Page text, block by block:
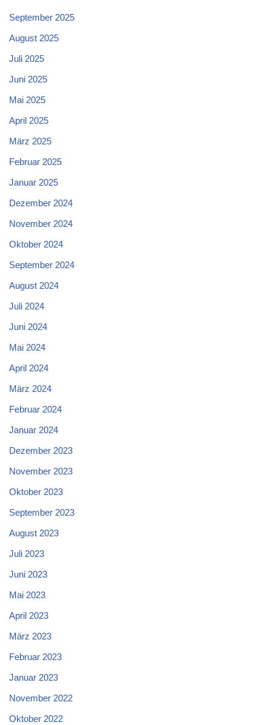
September 2025
August 2025
Juli 2025
Juni 2025
Mai 2025
April 2025
März 2025
Februar 2025
Januar 2025
Dezember 2024
November 2024
Oktober 2024
September 2024
August 2024
Juli 2024
Juni 2024
Mai 2024
April 2024
März 2024
Februar 2024
Januar 2024
Dezember 2023
November 2023
Oktober 2023
September 2023
August 2023
Juli 2023
Juni 2023
Mai 2023
April 2023
März 2023
Februar 2023
Januar 2023
November 2022
Oktober 2022